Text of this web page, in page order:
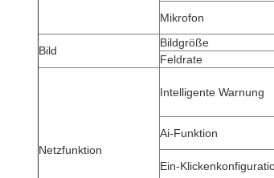
Mikrofon
Bild
Bildgröße
Feldrate
Netzfunktion
Intelligente Warnung
Ai-Funktion
Ein-